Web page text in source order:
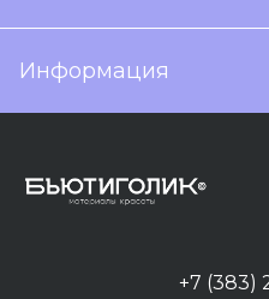
Информация
+7 (383)